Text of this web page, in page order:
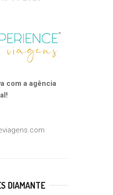
com a agência
DIAMANTE